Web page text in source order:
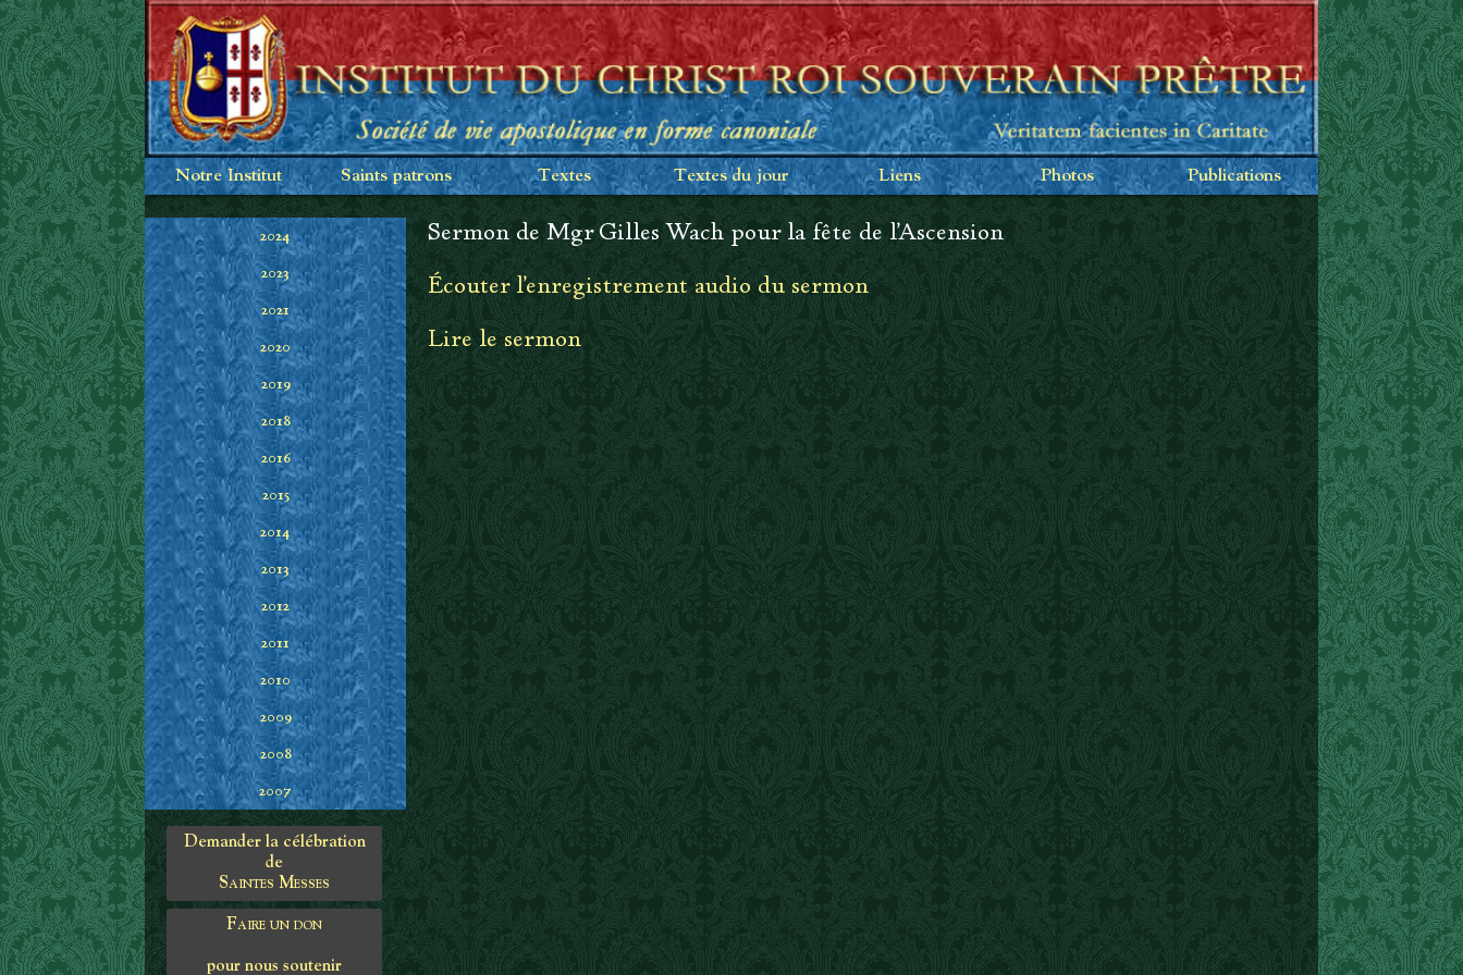
Notre Institut Saints patrons Textes Textes du jour Liens Photos Publications
2024
2023
2021
2020
2019
2018
2016
2015
2014
2013
2012
2011
2010
2009
2008
2007
Demander la célébration
de
Saintes Messes
Faire un don
pour nous soutenir
Sermon de Mgr Gilles Wach pour la fête de l'Ascension
Écouter l'enregistrement audio du sermon
Lire le sermon